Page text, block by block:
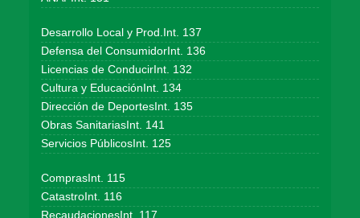
Desarrollo Local y Prod.Int. 137
Defensa del ConsumidorInt. 136
Licencias de ConducirInt. 132
Cultura y EducaciónInt. 134
Dirección de DeportesInt. 135
Obras SanitariasInt. 141
Servicios PúblicosInt. 125
ComprasInt. 115
CatastroInt. 116
RecaudacionesInt. 117